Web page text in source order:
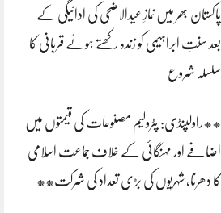
پاکستان بھر میں نمازِ عیدالاضحی کی ادائیگی کے
بعد سنتِ ابراہیمی کو زندہ رکھتے ہوئے قربانی کا
سلسلہ شروع
**راولپنڈی: پٹرولیم مصنوعات کی قیمتوں میں
اضافے اور مہنگائی کے خلاف جماعت اسلامی
کا دھرنا، شہریوں کی بڑی تعداد کی شرکت**